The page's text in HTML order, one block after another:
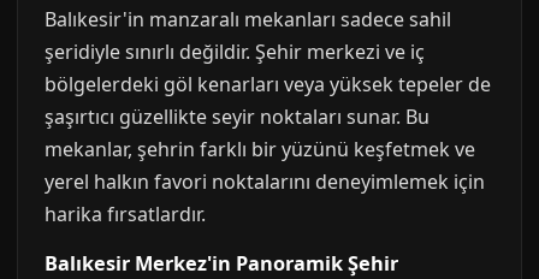
Balıkesir'in manzaralı mekanları sadece sahil
şeridiyle sınırlı değildir. Şehir merkezi ve iç
bölgelerdeki göl kenarları veya yüksek tepeler de
şaşırtıcı güzellikte seyir noktaları sunar. Bu
mekanlar, şehrin farklı bir yüzünü keşfetmek ve
yerel halkın favori noktalarını deneyimlemek için
harika fırsatlardır.
Balıkesir Merkez'in Panoramik Şehir